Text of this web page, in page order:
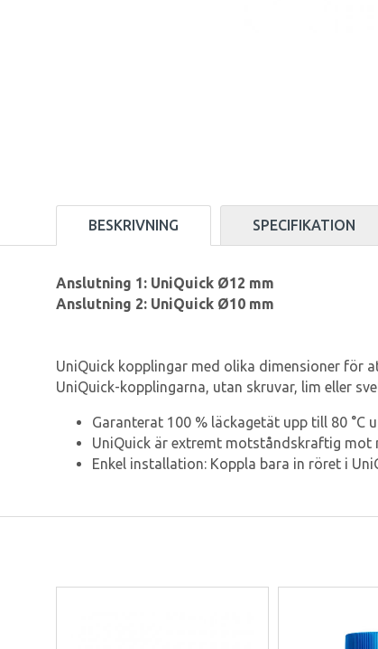
BESKRIVNING SPECIFIKATION
Anslutning 1: UniQuick Ø12 mm
Anslutning 2: UniQuick Ø10 mm
UniQuick kopplingar med olika dimensioner för
UniQuick-kopplingarna, utan skruvar, lim eller
Garanterat 100 % läckagetät upp till 80 °C
UniQuick är extremt motståndskraftig mot
Enkel installation: Koppla bara in röret i